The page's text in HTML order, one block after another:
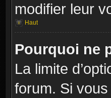
modifier leur
Haut
Pourquoi ne
La limite
forum. Si